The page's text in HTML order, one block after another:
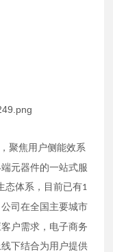
聚焦用户侧能效系
元器件的一站式服
态体系，目前已有1
司在全国主要城市
户需求，电子商务
下结合为用户提供